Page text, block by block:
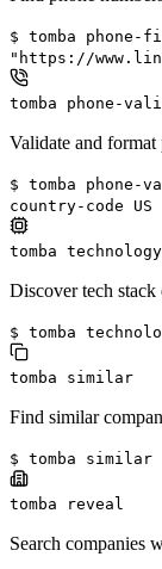
$ tomba
"https://
tomba phone-
Validate and format
$ tomba phone-
country-code US
tomba technology
Discover tech
$ tomba
tomba similar
Find similar
$ tomba
tomba reveal
Search companies